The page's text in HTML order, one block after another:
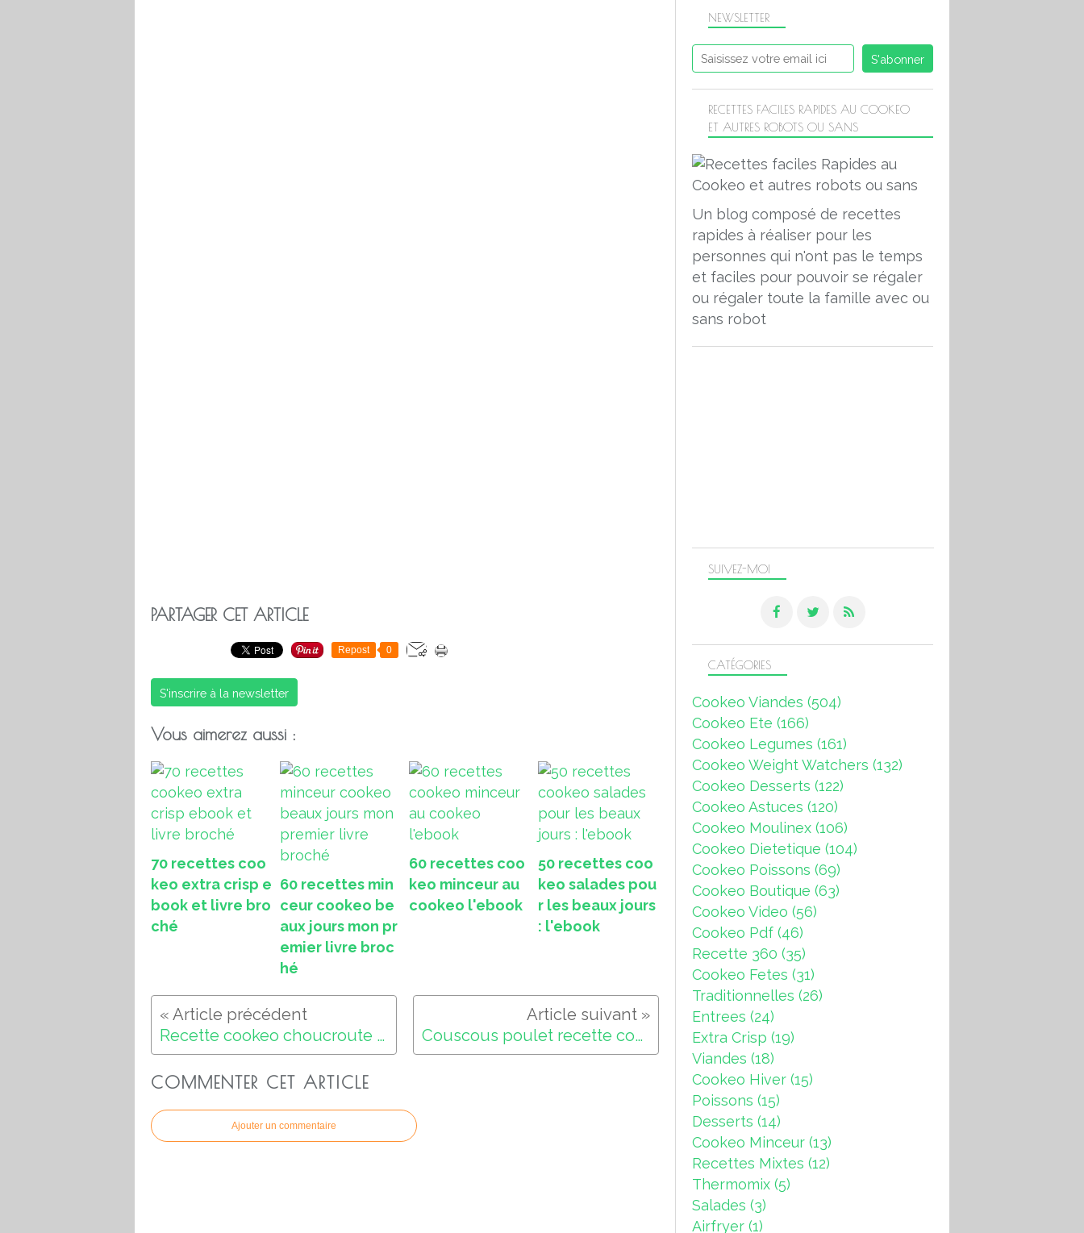
PARTAGER CET ARTICLE
Repost 0
S'inscrire à la newsletter
Vous aimerez aussi :
70 recettes coo
keo extra crisp e
book et livre bro
ché
60 recettes min
ceur cookeo be
aux jours mon pr
emier livre broc
hé
60 recettes coo
keo minceur au
cookeo l'ebook
50 recettes coo
keo salades pou
r les beaux jours
: l'ebook
Recette cookeo choucroute maison Couscous poulet recette cookeo
COMMENTER CET ARTICLE
Ajouter un commentaire
NEWSLETTER
SUIVEZ-MOI
RECETTES FACILES RAPIDES AU COOKEO
ET AUTRES ROBOTS OU SANS
Un blog composé de recettes
rapides à réaliser pour les
personnes qui n'ont pas le temps
et faciles pour pouvoir se régaler
ou régaler toute la famille avec ou
sans robot
CATÉGORIES
Cookeo Viandes (504)
Cookeo Ete (166)
Cookeo Legumes (161)
Cookeo Weight Watchers (132)
Cookeo Desserts (122)
Cookeo Astuces (120)
Cookeo Moulinex (106)
Cookeo Dietetique (104)
Cookeo Poissons (69)
Cookeo Boutique (63)
Cookeo Video (56)
Cookeo Pdf (46)
Recette 360 (35)
Cookeo Fetes (31)
Traditionnelles (26)
Entrees (24)
Extra Crisp (19)
Viandes (18)
Cookeo Hiver (15)
Poissons (15)
Desserts (14)
Cookeo Minceur (13)
Recettes Mixtes (12)
Thermomix (5)
Salades (3)
Airfryer (1)